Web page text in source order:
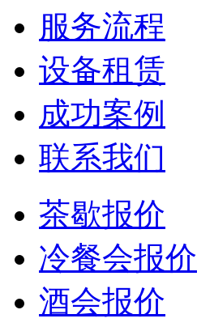
服务流程
设备租赁
成功案例
联系我们
茶歇报价
冷餐会报价
酒会报价